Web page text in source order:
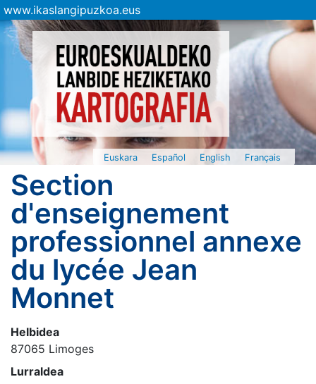
www.ikaslangipuzkoa.eus
Euskara Español English Français
Section
d'enseignement
professionnel annexe
du lycée Jean
Monnet
Helbidea
87065 Limoges
Lurraldea